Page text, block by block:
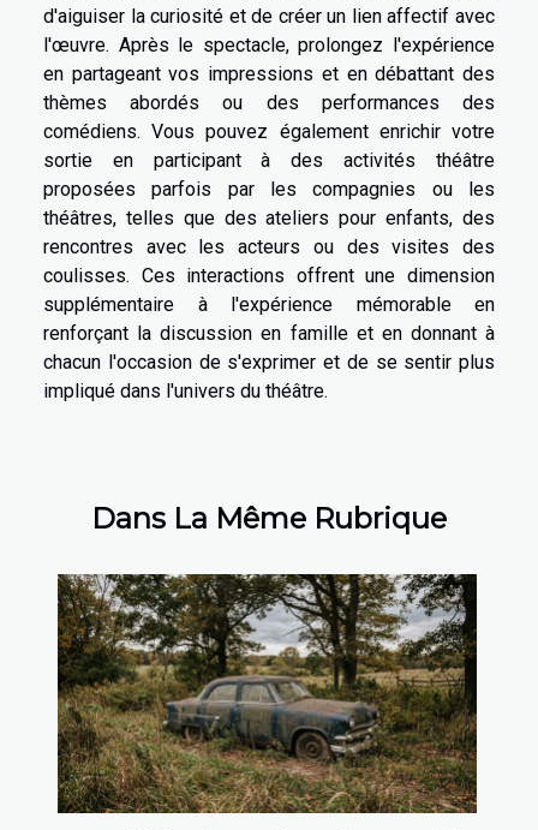
d'aiguiser la curiosité et de créer un lien affectif avec
l'œuvre. Après le spectacle, prolongez l'expérience
en partageant vos impressions et en débattant des
thèmes abordés ou des performances des
comédiens. Vous pouvez également enrichir votre
sortie en participant à des activités théâtre
proposées parfois par les compagnies ou les
théâtres, telles que des ateliers pour enfants, des
rencontres avec les acteurs ou des visites des
coulisses. Ces interactions offrent une dimension
supplémentaire à l'expérience mémorable en
renforçant la discussion en famille et en donnant à
chacun l'occasion de s'exprimer et de se sentir plus
impliqué dans l'univers du théâtre.
Dans La Même Rubrique